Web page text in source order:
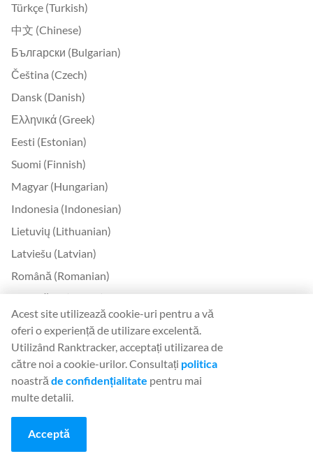
Türkçe (Turkish)
中文 (Chinese)
Български (Bulgarian)
Čeština (Czech)
Dansk (Danish)
Ελληνικά (Greek)
Eesti (Estonian)
Suomi (Finnish)
Magyar (Hungarian)
Indonesia (Indonesian)
Lietuvių (Lithuanian)
Latviešu (Latvian)
Română (Romanian)
Slovenčina (Slovak)
Slovenščina (Slovenian)
Українська (Ukrainian)
한국어 (Korean)
Bokmål (Norwegian)
Contactați-ne
Acest site utilizează cookie-uri pentru a vă
oferi o experiență de utilizare excelentă.
Utilizând Ranktracker, acceptați utilizarea de
către noi a cookie-urilor. Consultați politica
noastră de confidențialitate pentru mai
multe detalii.
Acceptă